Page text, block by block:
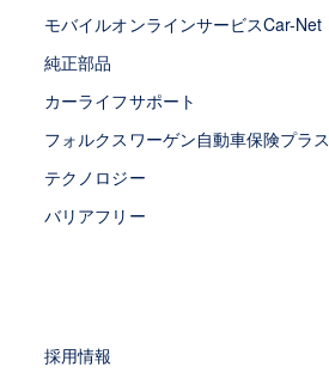
モバイルオンラインサービスCar-Net
純正部品
カーライフサポート
フォルクスワーゲン自動車保険プラス
テクノロジー
バリアフリー
採用情報